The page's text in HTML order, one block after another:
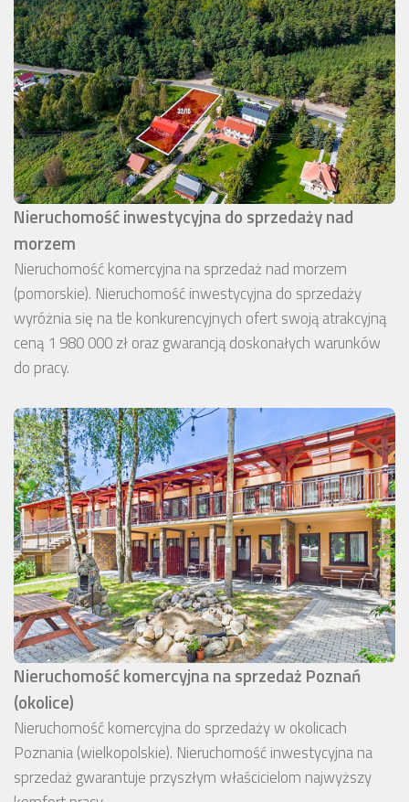
Nieruchomość inwestycyjna do sprzedaży nad
morzem
Nieruchomość komercyjna na sprzedaż nad morzem
(pomorskie). Nieruchomość inwestycyjna do sprzedaży
wyróżnia się na tle konkurencyjnych ofert swoją atrakcyjną
ceną 1 980 000 zł oraz gwarancją doskonałych warunków
do pracy.
Nieruchomość komercyjna na sprzedaż Poznań
(okolice)
Nieruchomość komercyjna do sprzedaży w okolicach
Poznania (wielkopolskie). Nieruchomość inwestycyjna na
sprzedaż gwarantuje przyszłym właścicielom najwyższy